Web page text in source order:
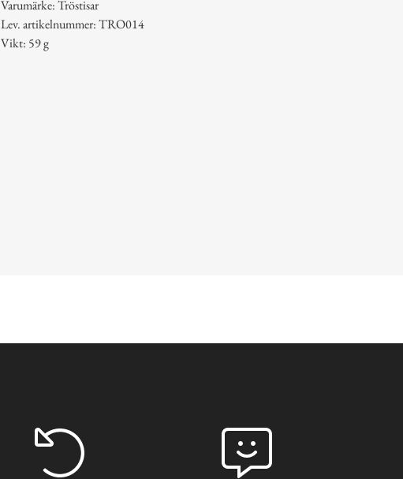
Varumärke: Tröstisar
Lev. artikelnummer: TRO014
Vikt: 59 g